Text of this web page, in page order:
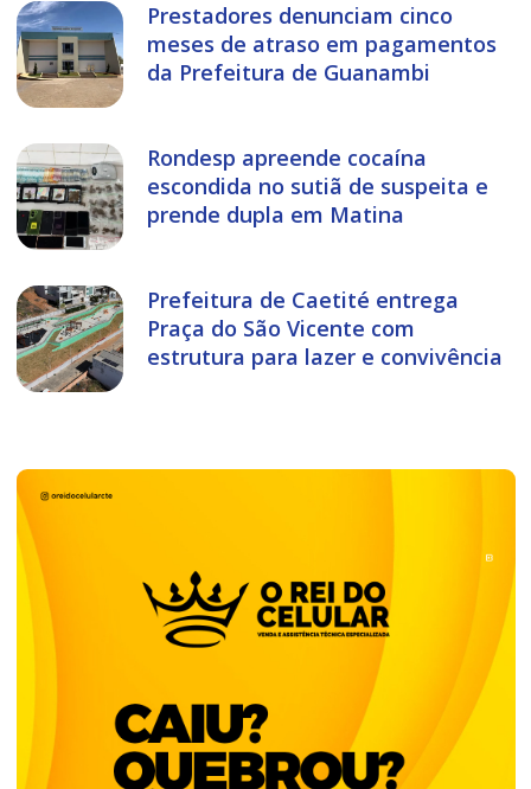
Prestadores denunciam cinco
meses de atraso em pagamentos
da Prefeitura de Guanambi
Rondesp apreende cocaína
escondida no sutiã de suspeita e
prende dupla em Matina
Prefeitura de Caetité entrega
Praça do São Vicente com
estrutura para lazer e convivência